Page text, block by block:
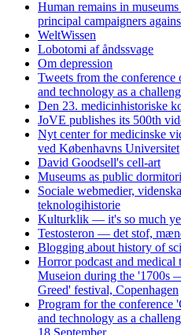
Human remains in
principal campaigners
WeltWissen
Lobotomi af åndssvage
Om depression
Tweets from the conference
and technology as a
Den 23. medicinhistoriske
JoVE publishes its 500th
Nyt center for medicinske
ved Københavns Universitet
David Goodsell's cell-art
Museums as public
Sociale webmedier,
teknologihistorie
Kulturklik — it's so much
Testosteron — det stof,
Blogging about history of
Horror podcast and medical
Museion during the '1700s
Greed' festival, Copenhagen
Program for the conference
and technology as a
18 September